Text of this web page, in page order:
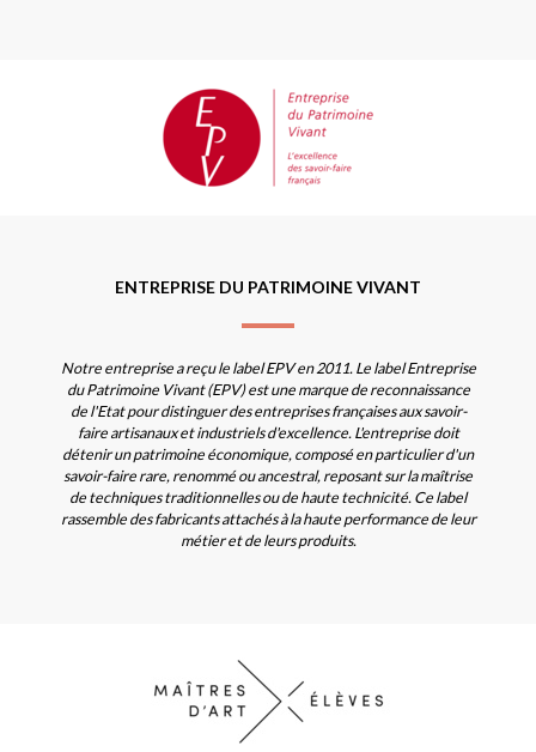
ENTREPRISE DU PATRIMOINE VIVANT
Notre entreprise a reçu le label EPV en 2011. Le label Entreprise
du Patrimoine Vivant (EPV) est une marque de reconnaissance
de l'Etat pour distinguer des entreprises françaises aux savoir-
faire artisanaux et industriels d'excellence. L'entreprise doit
détenir un patrimoine économique, composé en particulier d'un
savoir-faire rare, renommé ou ancestral, reposant sur la maîtrise
de techniques traditionnelles ou de haute technicité. Ce label
rassemble des fabricants attachés à la haute performance de leur
métier et de leurs produits.